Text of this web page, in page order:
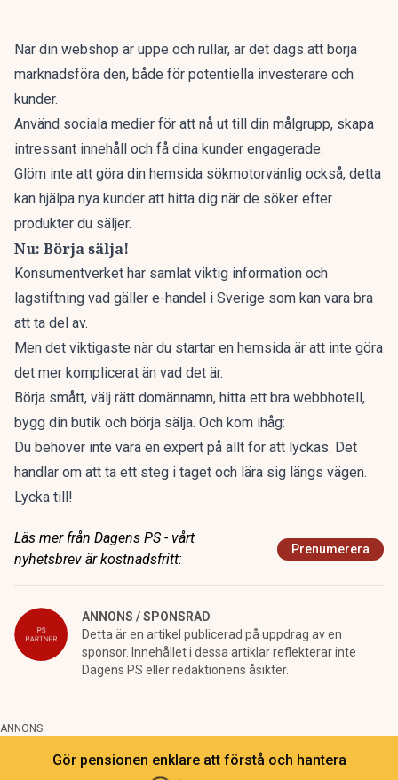
När din webshop är uppe och rullar, är det dags att börja
marknadsföra den, både för potentiella investerare och
kunder.
Använd sociala medier för att nå ut till din målgrupp, skapa
intressant innehåll och få dina kunder engagerade.
Glöm inte att göra din hemsida sökmotorvänlig också, detta
kan hjälpa nya kunder att hitta dig när de söker efter
produkter du säljer.
Nu: Börja sälja!
Konsumentverket har samlat viktig information och
lagstiftning vad gäller e-handel i Sverige som kan vara bra
att ta del av.
Men det viktigaste när du startar en hemsida är att inte göra
det mer komplicerat än vad det är.
Börja smått, välj rätt domännamn, hitta ett bra webbhotell,
bygg din butik och börja sälja. Och kom ihåg:
Du behöver inte vara en expert på allt för att lyckas. Det
handlar om att ta ett steg i taget och lära sig längs vägen.
Lycka till!
Läs mer från Dagens PS - vårt
nyhetsbrev är kostnadsfritt:
Prenumerera
ANNONS / SPONSRAD
Detta är en artikel publicerad på uppdrag av en
sponsor. Innehållet i dessa artiklar reflekterar inte
Dagens PS eller redaktionens åsikter.
ANNONS
Gör pensionen enklare att förstå och hantera